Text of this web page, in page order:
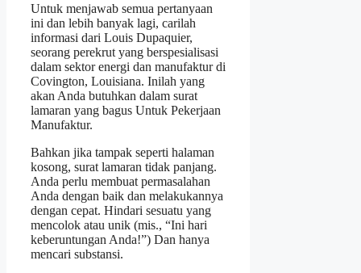
Untuk menjawab semua pertanyaan
ini dan lebih banyak lagi, carilah
informasi dari Louis Dupaquier,
seorang perekrut yang berspesialisasi
dalam sektor energi dan manufaktur di
Covington, Louisiana. Inilah yang
akan Anda butuhkan dalam surat
lamaran yang bagus Untuk Pekerjaan
Manufaktur.
Bahkan jika tampak seperti halaman
kosong, surat lamaran tidak panjang.
Anda perlu membuat permasalahan
Anda dengan baik dan melakukannya
dengan cepat. Hindari sesuatu yang
mencolok atau unik (mis., “Ini hari
keberuntungan Anda!”) Dan hanya
mencari substansi.